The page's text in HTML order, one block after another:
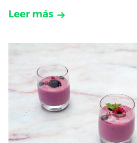
Leer más